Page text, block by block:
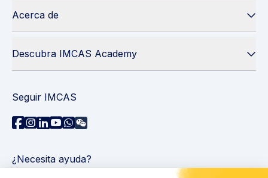
Acerca de
Descubra IMCAS Academy
Seguir IMCAS
¿Necesita ayuda?